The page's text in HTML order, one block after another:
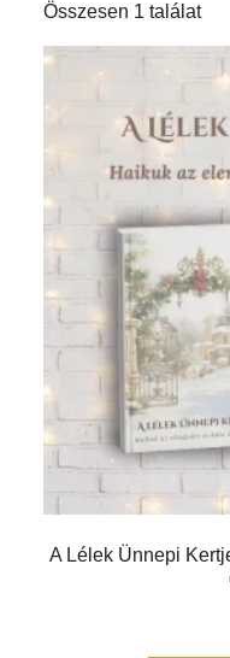
Összesen 1 találat
A Lélek Ünnepi